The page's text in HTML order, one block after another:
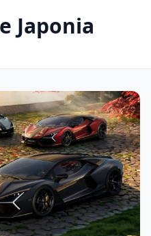
Japonia